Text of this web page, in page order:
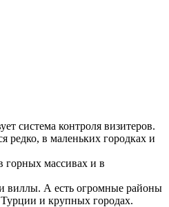
система контроля визитеров.
в маленьких городках и
горных массивах и в
виллы. А есть огромные районы
и крупных городах.